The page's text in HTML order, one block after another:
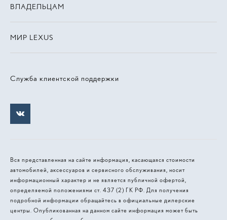
Служба клиентской поддержки
ВЛАДЕЛЬЦАМ
МИР LEXUS
Вся представленная на сайте информация, касающаяся стоимости
автомобилей, аксессуаров и сервисного обслуживания, носит
информационный характер и не является публичной офертой,
определяемой положениями ст. 437 (2) ГК РФ. Для получения
подробной информации обращайтесь в официальные дилерские
центры. Опубликованная на данном сайте информация может быть